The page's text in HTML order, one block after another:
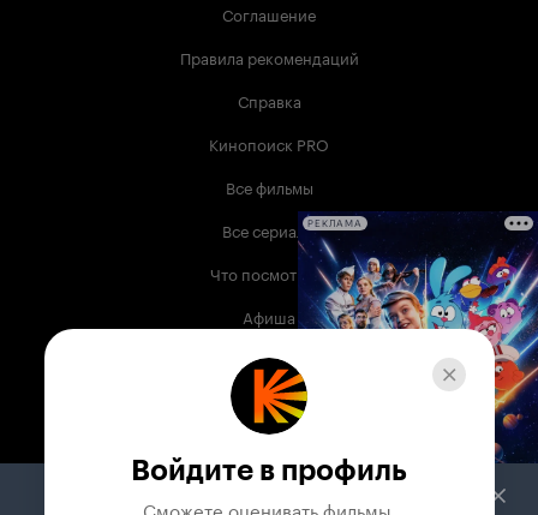
Соглашение
Правила рекомендаций
Справка
Кинопоиск PRO
Все фильмы
Все сериалы
Что посмотреть
Афиша
Музыка
Телепрограмма
Служба поддержки
РЕКЛАМА
Войдите в профиль
Сможете оценивать фильмы,